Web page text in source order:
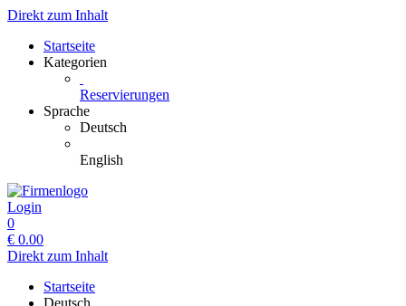
Direkt zum Inhalt
Startseite
Kategorien
Reservierungen
Sprache
Deutsch
English
Login
0
€ 0.00
Direkt zum Inhalt
Startseite
Deutsch